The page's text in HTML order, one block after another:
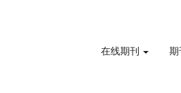
在线期刊 期